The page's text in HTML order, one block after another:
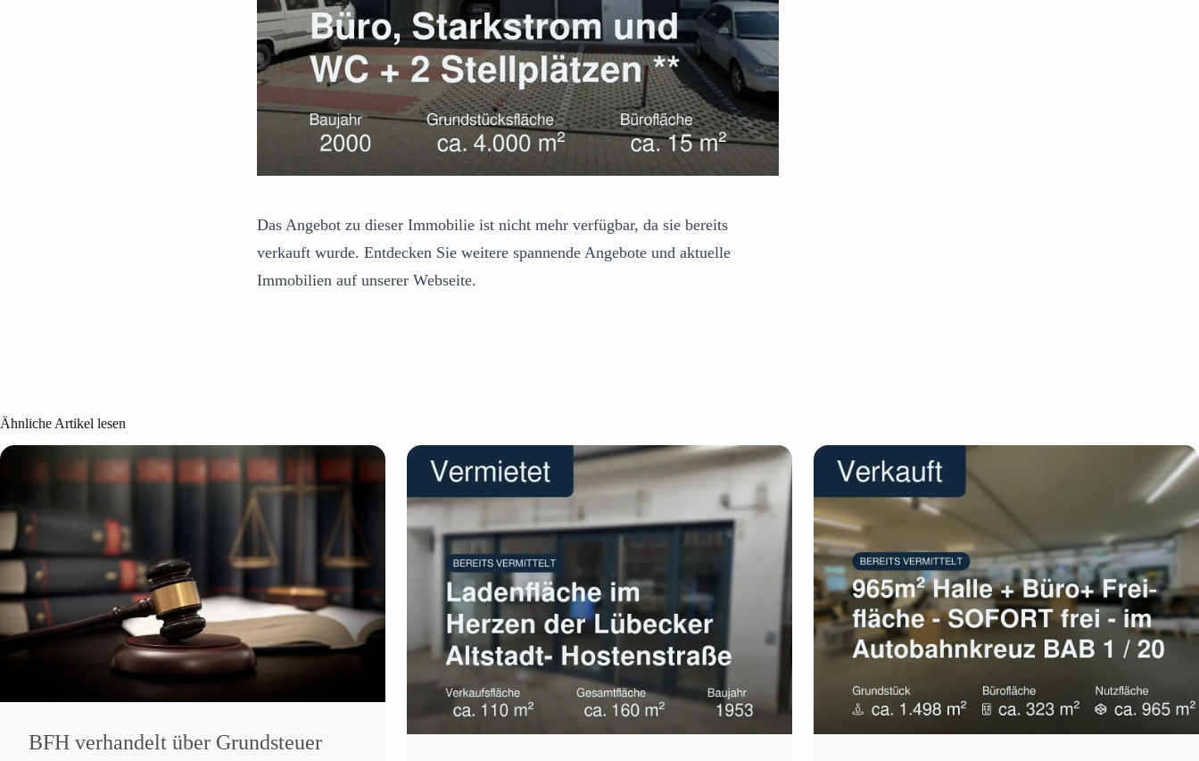
Das Angebot zu dieser Immobilie ist nicht mehr verfügbar, da sie bereits
verkauft wurde. Entdecken Sie weitere spannende Angebote und aktuelle
Immobilien auf unserer Webseite.
Ähnliche Artikel lesen
BFH verhandelt über Grundsteuer